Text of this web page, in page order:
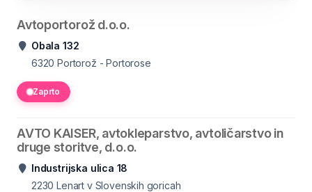
Avtoportorož d.o.o.
Obala 132
6320 Portorož - Portorose
Zaprto
AVTO KAISER, avtokleparstvo, avtoličarstvo in
druge storitve, d.o.o.
Industrijska ulica 18
2230 Lenart v Slovenskih goricah